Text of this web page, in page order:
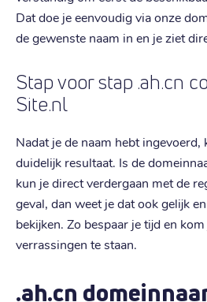
Dat doe je eenvoudig via onze
de gewenste naam in en je ziet
Stap voor stap .ah.cn
Site.nl
Nadat je de naam hebt ingevoerd,
duidelijk resultaat. Is de
kun je direct verdergaan met de
geval, dan weet je dat ook gelijk
bekijken. Zo bespaar je tijd en
verrassingen te staan.
.ah.cn